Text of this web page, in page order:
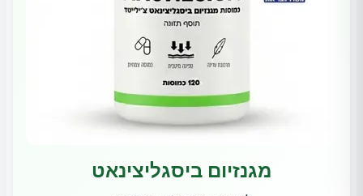
מגנזיום ביסגליצינאט